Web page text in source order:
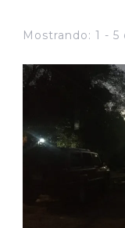
Mostrando: 1 - 5